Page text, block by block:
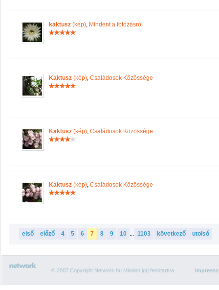
kaktusz (kép), Mindent a fotózásról
Kaktusz (kép), Családosok Közössége
Kaktusz (kép), Családosok Közössége
Kaktusz (kép), Családosok Közössége
első előző 4 5 6 7 8 9 10 ... 1103 következő utolsó
© 2007 Copyright Network.hu Minden jog fenntartva.